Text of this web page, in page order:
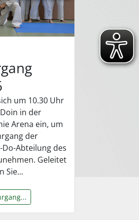
um 10.30 Uhr
in der
Arena ein, um
der
Abteilung des
Geleitet
Sie...